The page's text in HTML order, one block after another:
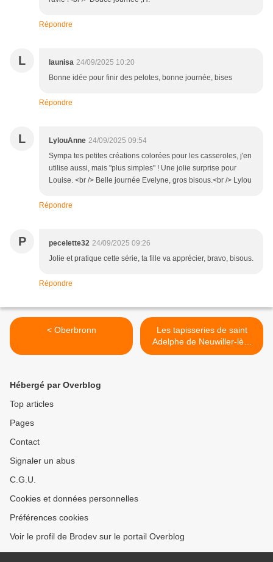
Répondre
L launisa 24/09/2025 10:20
Bonne idée pour finir des pelotes, bonne journée, bises
Répondre
L LylouAnne 24/09/2025 09:54
Sympa tes petites créations colorées pour les casseroles, j'en
utilise aussi, mais "plus simples" ! Une jolie surprise pour
Louise. <br /> Belle journée Evelyne, gros bisous.<br /> Lylou
Répondre
P pecelette32 24/09/2025 09:26
Jolie et pratique cette série, ta fille va apprécier, bravo, bisous.
Répondre
< Oberbronn
Les tapisseries de saint
Adelphe de Neuwiller-lès-
Saverne 1. >
Hébergé par Overblog
Top articles
Pages
Contact
Signaler un abus
C.G.U.
Cookies et données personnelles
Préférences cookies
Voir le profil de Brodev sur le portail Overblog